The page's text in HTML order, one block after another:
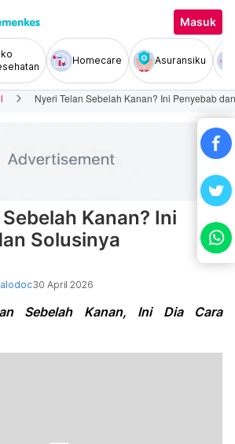
Masuk
Homecare Asuransiku
Nyeri Telan Sebelah Kanan? Ini Penyebab
Kanan? Ini
Solusinya
30 April 2026
Sebelah Kanan, Ini Dia Cara